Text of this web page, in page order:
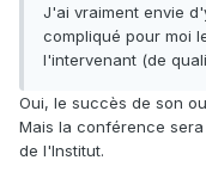
J'ai vraiment envie
compliqué pour moi
l'intervenant (de
Oui, le succès de son
Mais la conférence
de l'Institut.